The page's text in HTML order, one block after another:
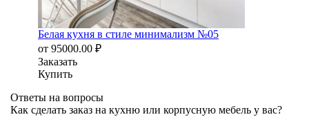
Белая кухня в стиле минимализм №05
от 95000.00 ₽
Заказать
Купить
Ответы на вопросы
Как сделать заказ на кухню или корпусную мебель у вас?